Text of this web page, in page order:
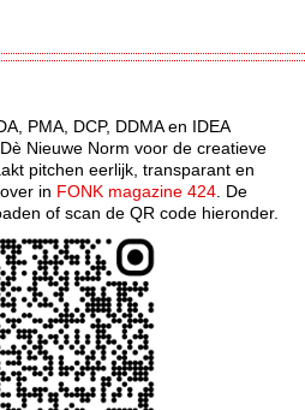
PMA, DCP, DDMA en IDEA
Nieuwe Norm voor de creatieve
pitchen eerlijk, transparant en
in FONK magazine 424 . De
of scan de QR code hieronder.